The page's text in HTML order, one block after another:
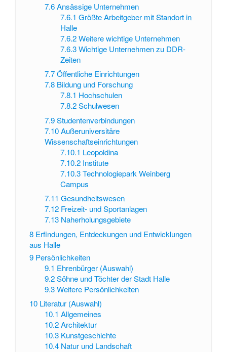
7.6 Ansässige Unternehmen
7.6.1 Größte Arbeitgeber mit Standort in
Halle
7.6.2 Weitere wichtige Unternehmen
7.6.3 Wichtige Unternehmen zu DDR-
Zeiten
7.7 Öffentliche Einrichtungen
7.8 Bildung und Forschung
7.8.1 Hochschulen
7.8.2 Schulwesen
7.9 Studentenverbindungen
7.10 Außeruniversitäre
Wissenschaftseinrichtungen
7.10.1 Leopoldina
7.10.2 Institute
7.10.3 Technologiepark Weinberg
Campus
7.11 Gesundheitswesen
7.12 Freizeit- und Sportanlagen
7.13 Naherholungsgebiete
8 Erfindungen, Entdeckungen und Entwicklungen
aus Halle
9 Persönlichkeiten
9.1 Ehrenbürger (Auswahl)
9.2 Söhne und Töchter der Stadt Halle
9.3 Weitere Persönlichkeiten
10 Literatur (Auswahl)
10.1 Allgemeines
10.2 Architektur
10.3 Kunstgeschichte
10.4 Natur und Landschaft